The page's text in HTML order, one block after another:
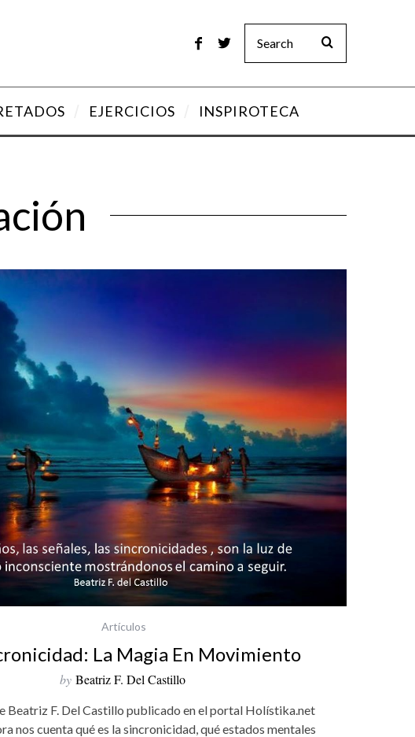
EJERCICIOS INSPIROTECA
Artículos
La Magia En Movimiento
by Beatriz F. Del Castillo
Beatriz F. Del Castillo publicado en el portal Holístika.net
nos cuenta qué es la sincronicidad, qué estados mentales